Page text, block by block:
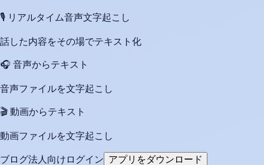
🎙️ リアルタイム音声文字起こし
話した内容をその場でテキスト化
🎧 音声からテキスト
音声ファイルを文字起こし
🎬 動画からテキスト
動画ファイルを文字起こし
ブログ法人向け ログイン アプリをダウンロード